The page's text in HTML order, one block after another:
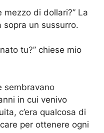
mezzo di dollari?” La
sopra un sussurro.
tu?” chiese mio
sembravano
in cui venivo
c’era qualcosa di
per ottenere ogni